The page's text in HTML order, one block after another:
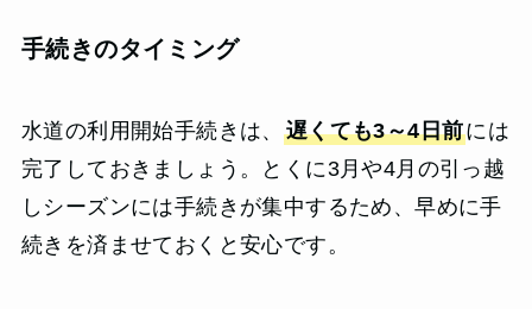
手続きのタイミング
水道の利用開始手続きは、 遅くても3～4日前には
完了しておきましょう。とくに3月や4月の引っ越
しシーズンには手続きが集中するため、早めに手
続きを済ませておくと安心です。